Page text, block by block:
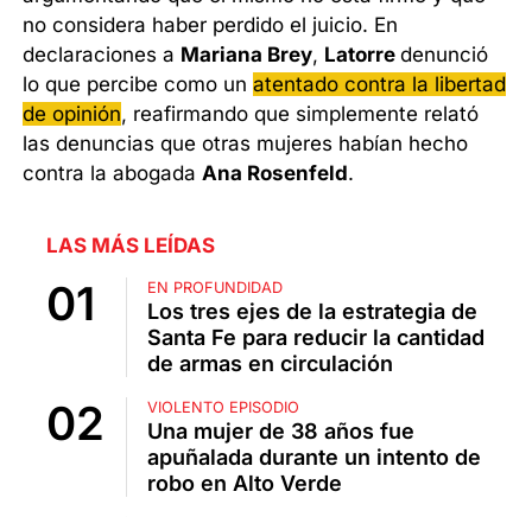
no considera haber perdido el juicio. En
declaraciones a Mariana Brey, Latorredenunció
lo que percibe como unatentado contra la libertad
de opinión, reafirmando que simplemente relató
las denuncias que otras mujeres habían hecho
contra la abogadaAna Rosenfeld.
LAS MÁS LEÍDAS
EN PROFUNDIDAD
Los tres ejes de la estrategia de
Santa Fe para reducir la cantidad
de armas en circulación
VIOLENTO EPISODIO
Una mujer de 38 años fue
apuñalada durante un intento de
robo en Alto Verde